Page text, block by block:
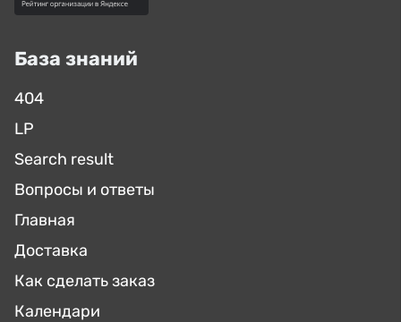
База знаний
404
LP
Search result
Вопросы и ответы
Главная
Доставка
Как сделать заказ
Календари